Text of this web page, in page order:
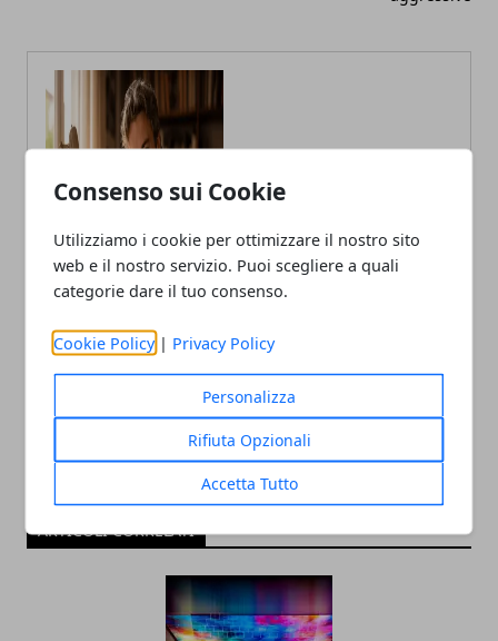
Consenso sui Cookie
Utilizziamo i cookie per ottimizzare il nostro sito
web e il nostro servizio. Puoi scegliere a quali
categorie dare il tuo consenso.
Cookie Policy | Privacy Policy
Personalizza
Rifiuta Opzionali
Accetta Tutto
Claudio Banfi
Laureato in Informatica scrive con
passione notizie dal mondo della
tecnologia portando in Italia le
ultime novità dal mondo.
ARTICOLI CORRELATI